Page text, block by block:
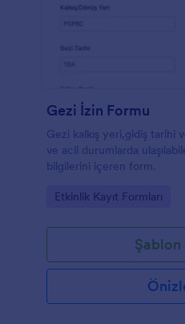
Gezi İzin Formu
Gezi kalkış yeri,gidiş tarihi
ve acil durumlarda
bilgilerini içeren form.
Go to Category:
Etkinlik Kayıt Formları
Şablon